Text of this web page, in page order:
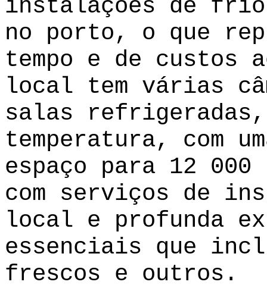
instalações de
no porto, o que
tempo e de custos
local tem várias
salas refrigeradas,
temperatura, com
espaço para 12
com serviços de
local e profunda
essenciais que
frescos e outros.